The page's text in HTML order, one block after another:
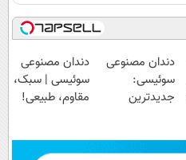
دندان مصنوعی
سوئیسی:
جدیدترین
پرداخت قسطی
دندان مصنوعی
سوئیسی | سبک،
مقاوم، طبیعی!
اقساطی😍